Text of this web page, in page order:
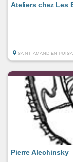
Ateliers chez Les
SAINT-AMAND-EN-
Pierre Alechinsky